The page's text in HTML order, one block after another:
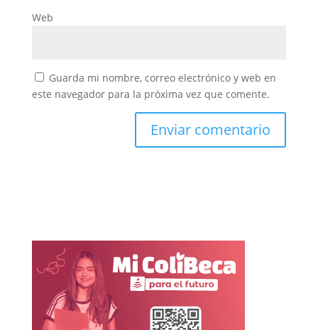
Web
Guarda mi nombre, correo electrónico y web en
este navegador para la próxima vez que comente.